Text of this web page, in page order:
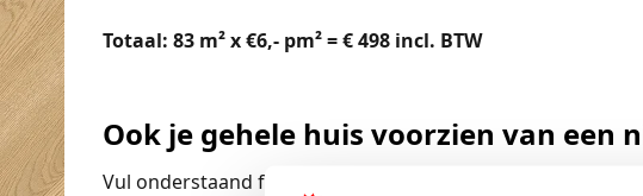
Totaal: 83 m² x €6,- pm² = € 498 incl. BTW
Ook je gehele huis voorzien van een
Vul onderstaand formulier in met je gegevens, dan nemen